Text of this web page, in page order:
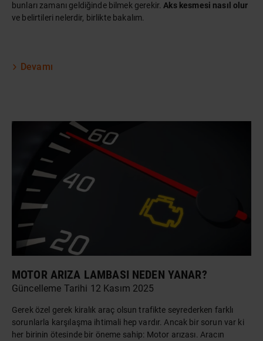
bunları zamanı geldiğinde bilmek gerekir.Aks kesmesi nasıl olur
ve belirtileri nelerdir, birlikte bakalım.
Devamı
MOTOR ARIZA LAMBASI NEDEN YANAR?
Güncelleme Tarihi 12 Kasım 2025
Gerek özel gerek kiralık araç olsun trafikte seyrederken farklı
sorunlarla karşılaşma ihtimali hep vardır. Ancak bir sorun var ki
her birinin ötesinde bir öneme sahip: Motor arızası. Aracın